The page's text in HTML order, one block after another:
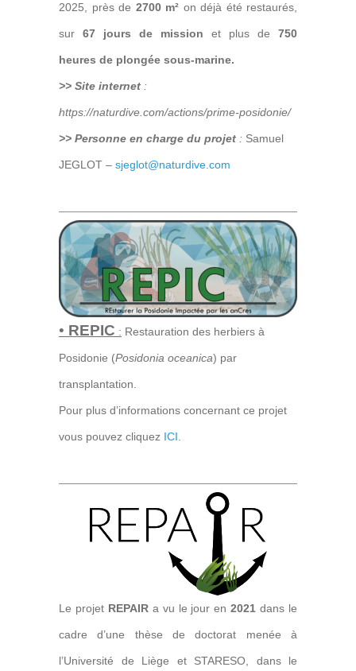
2025, près de 2700 m² on déjà été restaurés,
sur 67 jours de mission et plus de 750
heures de plongée sous-marine.
>> Site internet :
https://naturdive.com/actions/prime-posidonie/
>> Personne en charge du projet : Samuel
JEGLOT – sjeglot@naturdive.com
• REPIC : Restauration des herbiers à
Posidonie (Posidonia oceanica) par
transplantation.
Pour plus d’informations concernant ce projet
vous pouvez cliquez ICI.
Le projet REPAIRa vu le jour en2021 dans le
cadre d’une thèse de doctorat menée à
l’Université de Liège et STARESO, dans le